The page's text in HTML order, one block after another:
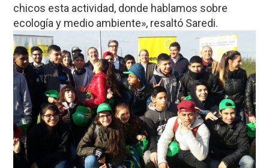
chicos esta actividad, donde hablamos sobre
ecología y medio ambiente», resaltó Saredi.